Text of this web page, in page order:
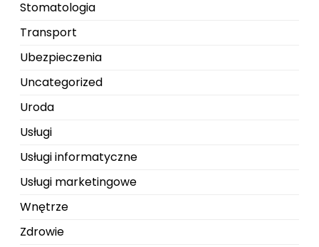
Stomatologia
Transport
Ubezpieczenia
Uncategorized
Uroda
Usługi
Usługi informatyczne
Usługi marketingowe
Wnętrze
Zdrowie